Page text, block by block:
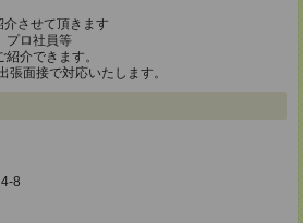
させて頂きます
プロ社員等
介できます。
張面接で対応いたします。
8